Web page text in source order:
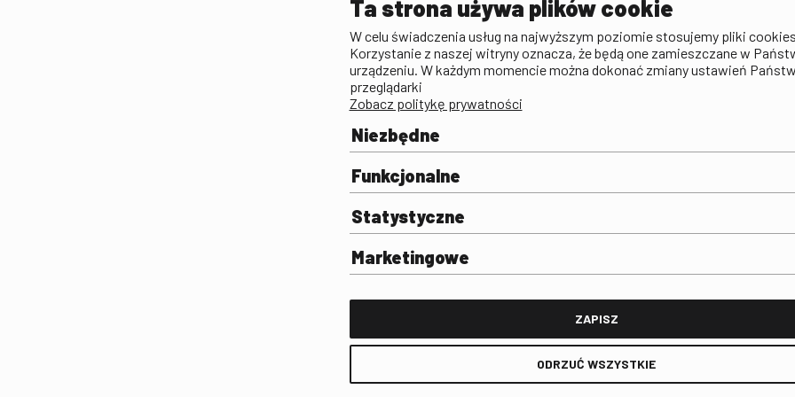
Biogramy.pl. Polski Portal
Filmoteka Szkolna
Olimpiada Wiedzy o Filmie i
Komunikacji Społecznej
Repozytorium Cyfrowe
Wynajem przestrzeni FINA
Publicystyka filmowa
Deklaracja dostępności
Polityka antykorupcyjna
Praca w FINA
Ta strona używa plików cookie
W celu świadczenia usług na najwyższym poziomie stosujemy pliki cookies.
Korzystanie z naszej witryny oznacza, że będą one zamieszczane w
urządzeniu. W każdym momencie można dokonać zmiany ustawień
przeglądarki
Zobacz politykę prywatności
Niezbędne
Funkcjonalne
Statystyczne
Marketingowe
ZAPISZ
ODRZUĆ WSZYSTKIE